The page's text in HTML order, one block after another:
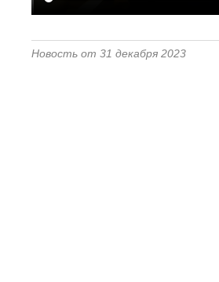
Новость от 31 декабря 2023